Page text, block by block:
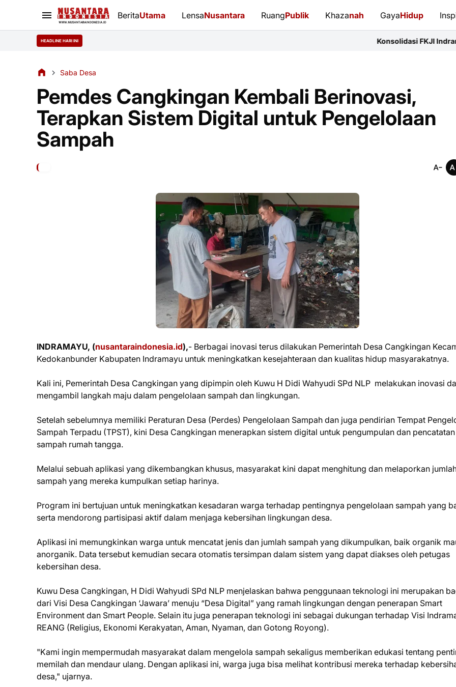
BeritaUtama LensaNusantara RuangPublik Khazanah GayaHidup
HEADLINE HARI INI Konsolidasi FKJI Indramayu: 14
Saba Desa
Pemdes Cangkingan Kembali Berinovasi,
Terapkan Sistem Digital untuk Pengelolaan
Sampah
INDRAMAYU, (nusantaraindonesia.id),- Berbagai inovasi terus dilakukan Pemerintah Desa Cangkingan
Kedokanbunder Kabupaten Indramayu untuk meningkatkan kesejahteraan dan kualitas hidup masyarakatnya.
Kali ini, Pemerintah Desa Cangkingan yang dipimpin oleh Kuwu H Didi Wahyudi SPd NLP melakukan inovasi
mengambil langkah maju dalam pengelolaan sampah dan lingkungan.
Setelah sebelumnya memiliki Peraturan Desa (Perdes) Pengelolaan Sampah dan juga pendirian Tempat
Sampah Terpadu (TPST), kini Desa Cangkingan menerapkan sistem digital untuk pengumpulan dan pencatatan
sampah rumah tangga.
Melalui sebuah aplikasi yang dikembangkan khusus, masyarakat kini dapat menghitung dan melaporkan
sampah yang mereka kumpulkan setiap harinya.
Program ini bertujuan untuk meningkatkan kesadaran warga terhadap pentingnya pengelolaan sampah yang
serta mendorong partisipasi aktif dalam menjaga kebersihan lingkungan desa.
Aplikasi ini memungkinkan warga untuk mencatat jenis dan jumlah sampah yang dikumpulkan, baik organik
anorganik. Data tersebut kemudian secara otomatis tersimpan dalam sistem yang dapat diakses oleh petugas
kebersihan desa.
Kuwu Desa Cangkingan, H Didi Wahyudi SPd NLP menjelaskan bahwa penggunaan teknologi ini merupakan
dari Visi Desa Cangkingan ‘Jawara’ menuju “Desa Digital” yang ramah lingkungan dengan penerapan Smart
Environment dan Smart People. Selain itu juga penerapan teknologi ini sebagai dukungan terhadap Visi
REANG (Religius, Ekonomi Kerakyatan, Aman, Nyaman, dan Gotong Royong).
"Kami ingin mempermudah masyarakat dalam mengelola sampah sekaligus memberikan edukasi tentang
memilah dan mendaur ulang. Dengan aplikasi ini, warga juga bisa melihat kontribusi mereka terhadap
desa," ujarnya.